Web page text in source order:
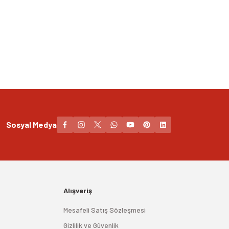
Sosyal Medya
Alışveriş
Mesafeli Satış Sözleşmesi
Gizlilik ve Güvenlik